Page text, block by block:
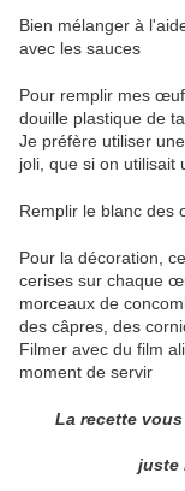
Bien mélanger à
avec les sauces
Pour remplir mes
douille plastique de
Je préfère utiliser
joli, que si on utilisait
Remplir le blanc des
Pour la décoration,
cerises sur chaque
morceaux de
des câpres, des
Filmer avec du film
moment de servir
La recette
juste